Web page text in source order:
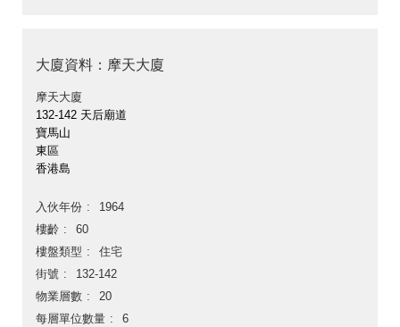
大廈資料：摩天大廈
摩天大廈
132-142 天后廟道
寶馬山
東區
香港島
入伙年份
1964
樓齡
60
樓盤類型
住宅
街號
132-142
物業層數
20
每層單位數量
6